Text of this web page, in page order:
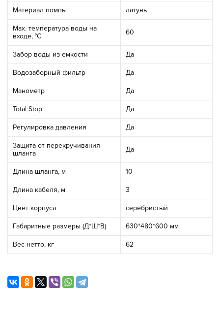
Материал помпы латунь
Max. температура воды на
входе, °С
60
Забор воды из емкости Да
Водозаборный фильтр Да
Манометр Да
Total Stop Да
Регулировка давления Да
Защита от перекручивания
шланга
Да
Длина шланга, м 10
Длина кабеля, м 3
Цвет корпуса серебристый
Габаритные размеры (Д*Ш*В) 630*480*600 мм
Вес нетто, кг 62